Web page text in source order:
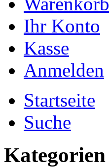
Ihr Konto
Kasse
Anmelden
Startseite
Suche
Kategorien